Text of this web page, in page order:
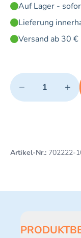
Auf Lager -
Lieferung
Versand ab 30
Quantity
− +
Minimum quantity:
Add 1 item to cart
Artikel-Nr.: 702222-